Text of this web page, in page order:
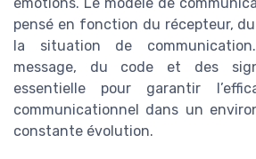
pensé en fonction du récepteur,
la situation de
message, du code et des
essentielle pour garantir
communicationnel dans un
constante évolution.